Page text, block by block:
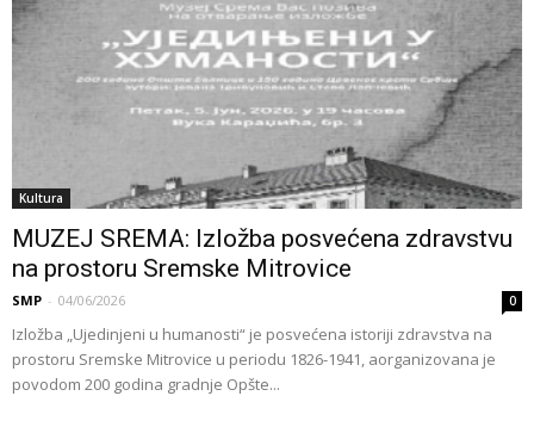
Kultura
MUZEJ SREMA: Izložba posvećena zdravstvu
na prostoru Sremske Mitrovice
SMP - 04/06/2026 0
Izložba „Ujedinjeni u humanosti“ je posvećena istoriji zdravstva na
prostoru Sremske Mitrovice u periodu 1826-1941, aorganizovana je
povodom 200 godina gradnje Opšte...